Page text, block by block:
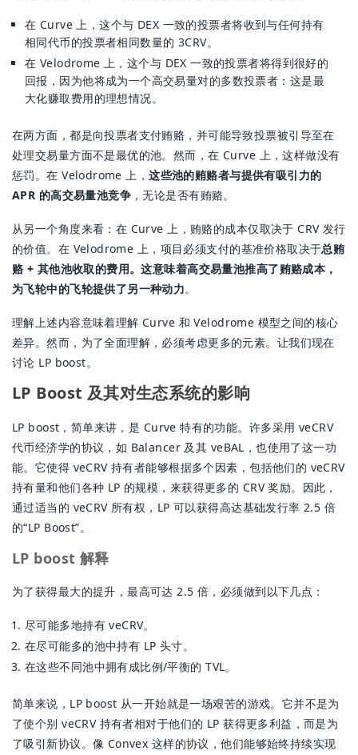
在 Curve 上，这个与 DEX 一致的投票者将收到与任何持有
相同代币的投票者相同数量的 3CRV。
在 Velodrome 上，这个与 DEX 一致的投票者将得到很好的
回报，因为他将成为一个高交易量对的多数投票者：这是最
大化赚取费用的理想情况。
在两方面，都是向投票者支付贿赂，并可能导致投票被引导至在
处理交易量方面不是最优的池。然而，在 Curve 上，这样做没有
惩罚。在 Velodrome 上，这些池的贿赂者与提供有吸引力的
APR 的高交易量池竞争 ，无论是否有贿赂。
从另一个角度来看：在 Curve 上，贿赂的成本仅取决于 CRV 发行
的价值。在 Velodrome 上，项目必须支付的基准价格取决于总贿
赂 + 其他池收取的费用。这意味着高交易量池推高了贿赂成本，
为飞轮中的飞轮提供了另一种动力。
理解上述内容意味着理解 Curve 和 Velodrome 模型之间的核心
差异。然而，为了全面理解，必须考虑更多的元素。让我们现在
讨论 LP boost。
LP Boost 及其对生态系统的影响
LP boost，简单来讲，是 Curve 特有的功能。许多采用 veCRV
代币经济学的协议，如 Balancer 及其 veBAL，也使用了这一功
能。它使得 veCRV 持有者能够根据多个因素，包括他们的 veCRV
持有量和他们各种 LP 的规模，来获得更多的 CRV 奖励。因此，
通过适当的 veCRV 所有权，LP 可以获得高达基础发行率 2.5 倍
的“LP Boost”。
LP boost 解释
为了获得最大的提升，最高可达 2.5 倍，必须做到以下几点：
尽可能多地持有 veCRV。
在尽可能多的池中持有 LP 头寸。
在这些不同池中拥有成比例/平衡的 TVL。
简单来说，LP boost 从一开始就是一场艰苦的游戏。它并不是为
了使个别 veCRV 持有者相对于他们的 LP 获得更多利益，而是为
了吸引新协议。像 Convex 这样的协议，他们能够始终持续实现